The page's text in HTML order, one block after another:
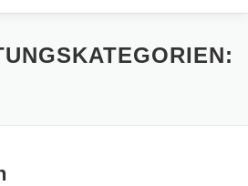
SMARTPHONE-KURSE